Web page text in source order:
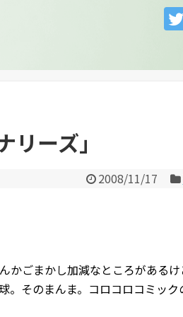
ーズ」
2008/11/17
かごまかし加減なところがある
。そのまんま。コロコロコミック